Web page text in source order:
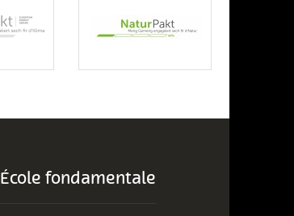
École fondamentale